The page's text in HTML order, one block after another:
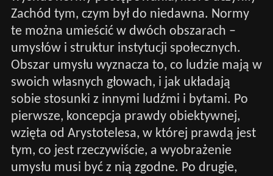
Zachód tym, czym był do niedawna. Normy
te można umieścić w dwóch obszarach –
umysłów i struktur instytucji społecznych.
Obszar umysłu wyznacza to, co ludzie mają w
swoich własnych głowach, i jak układają
sobie stosunki z innymi ludźmi i bytami. Po
pierwsze, koncepcja prawdy obiektywnej,
wzięta od Arystotelesa, w której prawdą jest
tym, co jest rzeczywiście, a wyobrażenie
umysłu musi być z nią zgodne. Po drugie,